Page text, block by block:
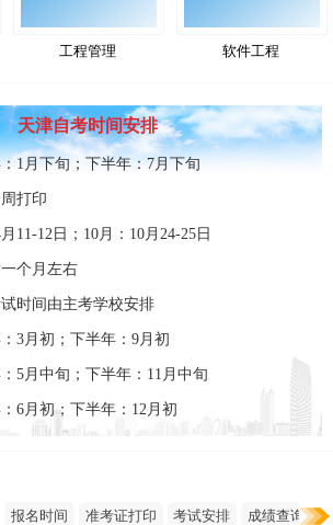
工程管理 软件工程
天津自考时间安排
1月下旬；下半年：7月下旬
打印
11-12日；10月：10月24-25日
个月左右
时间由主考学校安排
：3月初；下半年：9月初
：5月中旬；下半年：11月中旬
：6月初；下半年：12月初
报名时间 准考证打印 考试安排 成绩查询